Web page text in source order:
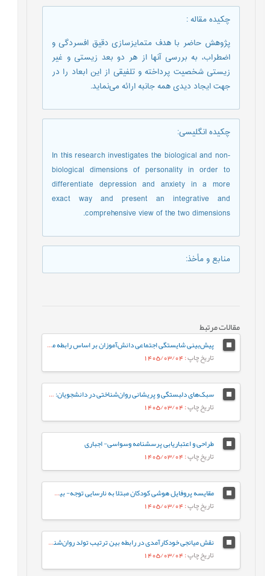
چکیده مقاله:
پژوهش حاضر با هدف متمایزسازی دقیق افسردگی و
اضطراب، به بررسی آنها از هر دو بعد زیستی و غیر
زیستی شخصیت پرداخته و تلفیقی از این ابعاد را در
جهت ایجاد دیدی همه جانبه ارائه می‌نماید.
چکیده انگلیسی:
In this research investigates the biological and non-
biological dimensions of personality in order to
differentiate depression and anxiety in a more
exact way and present an integrative and
comprehensive view of the two dimensions.
منابع و مأخذ:
مقالات مرتبط
پیش‌بینی شایستگی اجتماعی دانش‌آموزان بر اساس رابطه معلم-دانش‌آموز و احساس تعلق به مدرسه: نقش واسطه‌ای تنظیم رفتاری هیجان
تاریخ چاپ: 1405/03/04
سبک‌های دلبستگی و پریشانی روان‌شناختی در دانشجویان: نقش واسطه‌ای تنظیم هیجان بین فردی
تاریخ چاپ: 1405/03/04
طراحی و اعتباریابی پرسشنامه وسواسی- اجباری
تاریخ چاپ: 1405/03/04
مقایسه پروفایل هوشی کودکان مبتلا به نارسایی توجه- بیش‌فعالی با کودکان عادی براساس شاخص‌های جانبی و مکمل آزمون WISC-V
تاریخ چاپ: 1405/03/04
نقش میانجی خودکارآمدی در رابطه‌ بین ترتیب تولد روان‌شناختی و جوخانواده با رفتارهای جامعه پسند در دانشجویان
تاریخ چاپ: 1405/03/04